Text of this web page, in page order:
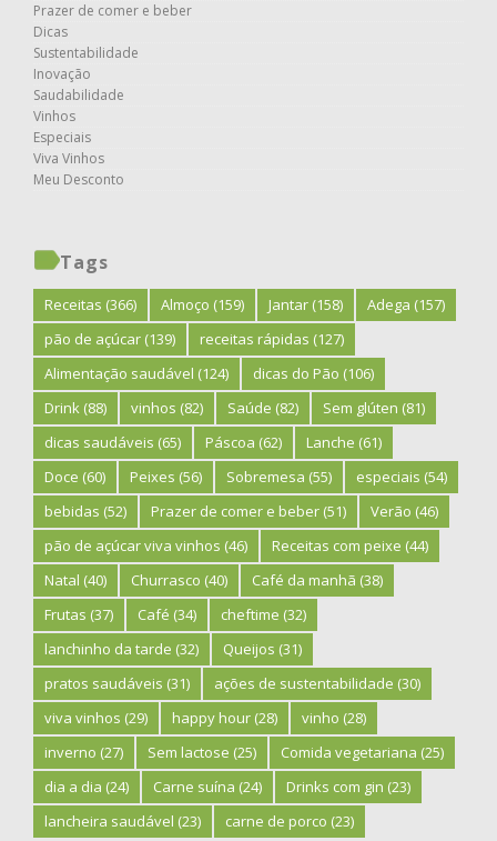
Prazer de comer e beber
Dicas
Sustentabilidade
Inovação
Saudabilidade
Vinhos
Especiais
Viva Vinhos
Meu Desconto
Tags
Receitas (366) Almoço (159) Jantar (158) Adega (157)
pão de açúcar (139) receitas rápidas (127)
Alimentação saudável (124) dicas do Pão (106)
Drink (88) vinhos (82) Saúde (82) Sem glúten (81)
dicas saudáveis (65) Páscoa (62) Lanche (61)
Doce (60) Peixes (56) Sobremesa (55) especiais (54)
bebidas (52) Prazer de comer e beber (51) Verão (46)
pão de açúcar viva vinhos (46) Receitas com peixe (44)
Natal (40) Churrasco (40) Café da manhã (38)
Frutas (37) Café (34) cheftime (32)
lanchinho da tarde (32) Queijos (31)
pratos saudáveis (31) ações de sustentabilidade (30)
viva vinhos (29) happy hour (28) vinho (28)
inverno (27) Sem lactose (25) Comida vegetariana (25)
dia a dia (24) Carne suína (24) Drinks com gin (23)
lancheira saudável (23) carne de porco (23)